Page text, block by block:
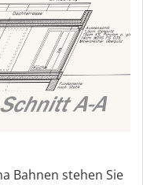
Bahnen stehen Sie